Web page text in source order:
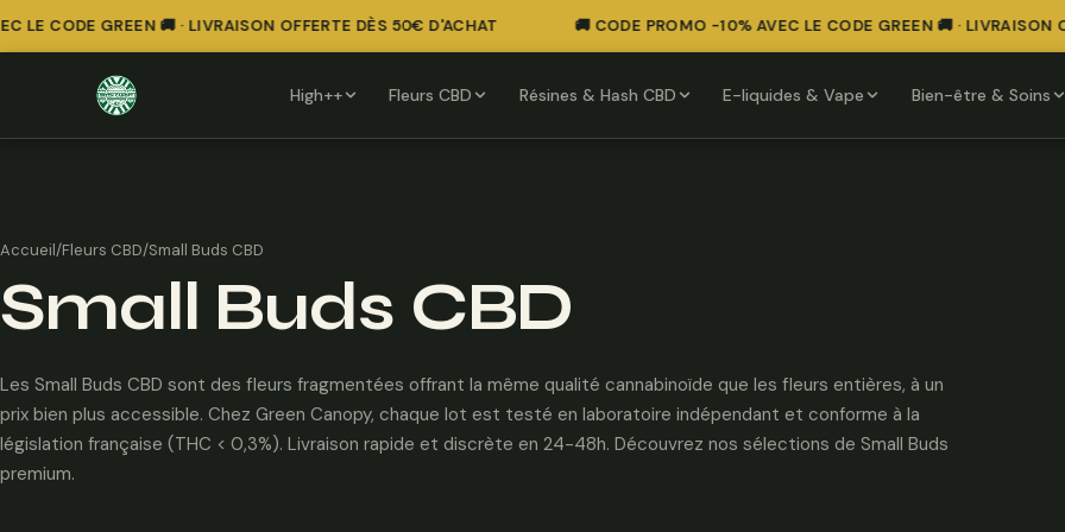
CODE GREEN 🚚 · LIVRAISON OFFERTE DÈS 50€ D'ACHAT 🚚 CODE PROMO -10% AVEC LE CODE GREEN 🚚 · LIVRAISON
High++ Fleurs CBD Résines & Hash CBD E-liquides & Vape Bien-être & Soins
Accueil/Fleurs CBD/Small Buds CBD
Small Buds CBD
Les Small Buds CBD sont des fleurs fragmentées offrant la même qualité cannabinoïde que les fleurs entières, à un
prix bien plus accessible. Chez Green Canopy, chaque lot est testé en laboratoire indépendant et conforme à la
législation française (THC < 0,3%). Livraison rapide et discrète en 24-48h. Découvrez nos sélections de Small Buds
premium.